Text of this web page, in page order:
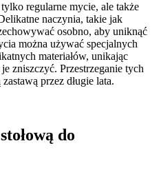
regularne mycie, ale także
naczynia, takie jak
osobno, aby uniknąć
można używać specjalnych
materiałów, unikając
zniszczyć. Przestrzeganie tych
przez długie lata.
do